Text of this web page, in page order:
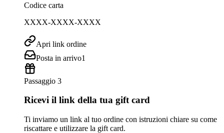
Codice carta
XXXX-XXXX-XXXX
Apri link ordine
Posta in arrivo1
Passaggio 3
Ricevi il link della tua gift card
Ti inviamo un link al tuo ordine con istruzioni chiare su come
riscattare e utilizzare la gift card.